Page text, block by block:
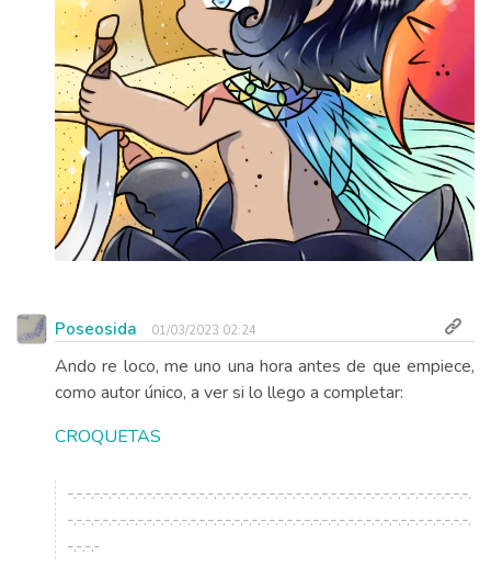
Poseosida 01/03/2023 02:24
Ando re loco, me uno una hora antes de que empiece,
como autor único, a ver si lo llego a completar:
CROQUETAS
-.-.-.-.-.-.-.-.-.-.-.-.-.-.-.-.-.-.-.-.-.-.-.-.-.-.-.-.-.-.-.-.-.-.-.-.-.-.-.-.-.-.-.-.-.-.
-.-.-.-.-.-.-.-.-.-.-.-.-.-.-.-.-.-.-.-.-.-.-.-.-.-.-.-.-.-.-.-.-.-.-.-.-.-.-.-.-.-.-.-.-.-.
-.-.-.-